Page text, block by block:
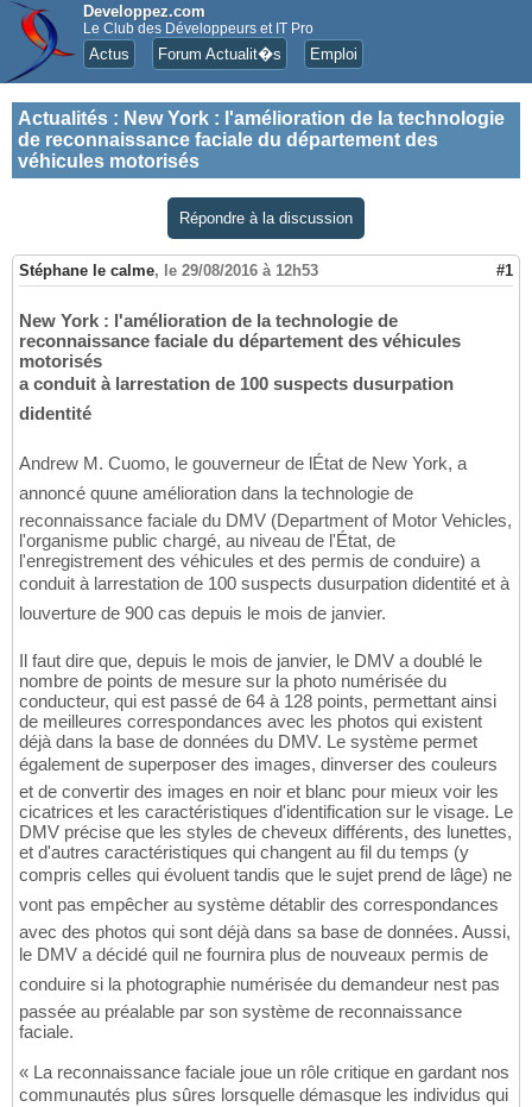
Developpez.com
Le Club des Développeurs et IT Pro
Actus Forum Actualit�s Emploi
Actualités : New York : l'amélioration de la technologie
de reconnaissance faciale du département des
véhicules motorisés
Répondre à la discussion
Stéphane le calme, le 29/08/2016 à 12h53 #1
New York : l'amélioration de la technologie de
reconnaissance faciale du département des véhicules
motorisés
a conduit à larrestation de 100 suspects dusurpation
didentité
Andrew M. Cuomo, le gouverneur de lÉtat de New York, a
annoncé quune amélioration dans la technologie de
reconnaissance faciale du DMV (Department of Motor Vehicles,
l'organisme public chargé, au niveau de l'État, de
l'enregistrement des véhicules et des permis de conduire) a
conduit à larrestation de 100 suspects dusurpation didentité et à
louverture de 900 cas depuis le mois de janvier.
Il faut dire que, depuis le mois de janvier, le DMV a doublé le
nombre de points de mesure sur la photo numérisée du
conducteur, qui est passé de 64 à 128 points, permettant ainsi
de meilleures correspondances avec les photos qui existent
déjà dans la base de données du DMV. Le système permet
également de superposer des images, dinverser des couleurs
et de convertir des images en noir et blanc pour mieux voir les
cicatrices et les caractéristiques d'identification sur le visage. Le
DMV précise que les styles de cheveux différents, des lunettes,
et d'autres caractéristiques qui changent au fil du temps (y
compris celles qui évoluent tandis que le sujet prend de lâge) ne
vont pas empêcher au système détablir des correspondances
avec des photos qui sont déjà dans sa base de données. Aussi,
le DMV a décidé quil ne fournira plus de nouveaux permis de
conduire si la photographie numérisée du demandeur nest pas
passée au préalable par son système de reconnaissance
faciale.
« La reconnaissance faciale joue un rôle critique en gardant nos
communautés plus sûres lorsquelle démasque les individus qui